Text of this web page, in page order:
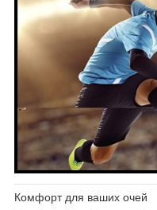
Комфорт для ваших очей